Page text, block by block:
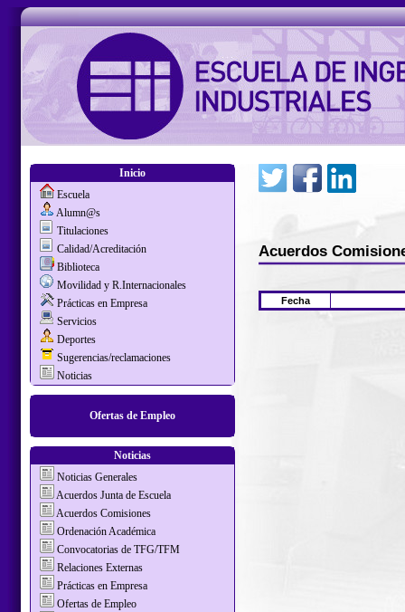
Inicio
Escuela
Alumn@s
Titulaciones
Calidad/Acreditación
Biblioteca
Movilidad y R.Internacionales
Prácticas en Empresa
Servicios
Deportes
Sugerencias/reclamaciones
Noticias
Ofertas de Empleo
Noticias
Noticias Generales
Acuerdos Junta de Escuela
Acuerdos Comisiones
Ordenación Académica
Convocatorias de TFG/TFM
Relaciones Externas
Prácticas en Empresa
Ofertas de Empleo
Acuerdos
Fecha